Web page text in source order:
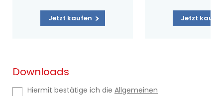
Jetzt kaufen Jetzt
Downloads
Hiermit bestätige ich die Allgemeinen